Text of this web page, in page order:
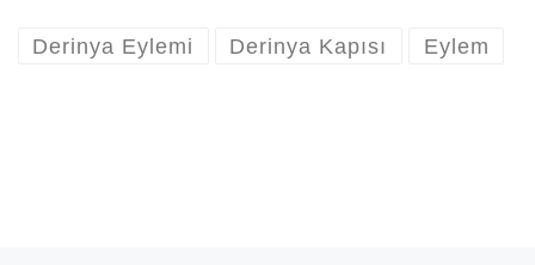
Derinya Eylemi Derinya Kapısı Eylem